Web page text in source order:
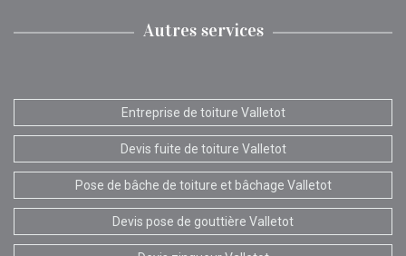
Autres services
Entreprise de toiture Valletot
Devis fuite de toiture Valletot
Pose de bâche de toiture et bâchage Valletot
Devis pose de gouttière Valletot